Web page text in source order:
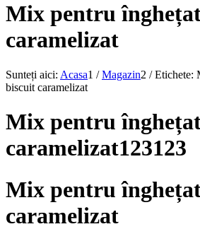
Mix pentru
caramelizat
Sunteți aici: Acasa1 / Magazin2 / Etichete:
biscuit caramelizat
Mix pentru
caramelizat123123
Mix pentru
caramelizat